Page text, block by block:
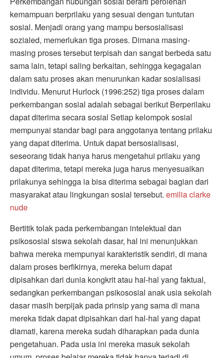
kemampuan berprilaku yang sesuai dengan tuntutan
sosial. Menjadi orang yang mampu bersosialisasi
sozialed, memerlukan tiga proses. Dimana masing-
masing proses tersebut terpisah dan sangat berbeda satu
sama lain, tetapi saling berkaitan, sehingga kegagalan
dalam satu proses akan menurunkan kadar sosialisasi
individu. Menurut Hurlock (1996:252) tiga proses dalam
perkembangan sosial adalah sebagai berikut Berperilaku
dapat diterima secara sosial Setiap kelompok sosial
mempunyai standar bagi para anggotanya tentang prilaku
yang dapat diterima. Untuk dapat bersosialisasi,
seseorang tidak hanya harus mengetahui prilaku yang
dapat diterima, tetapi mereka juga harus menyesuaikan
prilakunya sehingga ia bisa diterima sebagai bagian dari
masyarakat atau lingkungan sosial tersebut. emilia clarke
nude
Bertitik tolak pada perkembangan intelektual dan
psikososial siswa sekolah dasar, hal ini menunjukkan
bahwa mereka mempunyai karakteristik sendiri, di mana
dalam proses berfikirnya, mereka belum dapat
dipisahkan dari dunia kongkrit atau hal-hal yang faktual,
sedangkan perkembangan psikososial anak usia sekolah
dasar masih berpijak pada prinsip yang sama di mana
mereka tidak dapat dipisahkan dari hal-hal yang dapat
diamati, karena mereka sudah diharapkan pada dunia
pengetahuan. Pada usia ini mereka masuk sekolah